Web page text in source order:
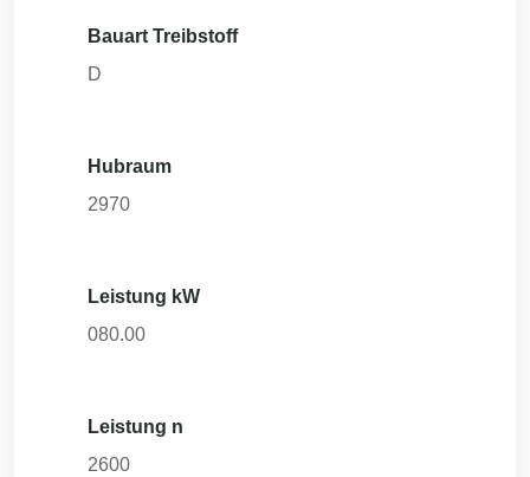
Bauart Treibstoff
D
Hubraum
2970
Leistung kW
080.00
Leistung n
2600